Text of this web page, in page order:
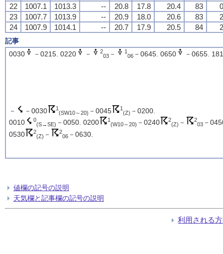
22
1007.1 1013.3 -- 20.8 17.8 20.4 83
23
1007.7 1013.9 -- 20.9 18.0 20.6 83
24
1007.9 1014.1 -- 20.7 17.9 20.5 84
記事
0030
－0215. 0220 － 2
03－ 1
06－0645. 0650 －0655.
－ －0030 1
(SW10～20) －0045 1
(Z) －0200.
0010
0
(S→SE) －0050. 0200 1
(W10～20) －0240 2
(Z) － 2
03－
0530
2
(Z) － 2
06－0630.
値欄の記号の説明
天気欄と記事欄の記号の説明
利用される